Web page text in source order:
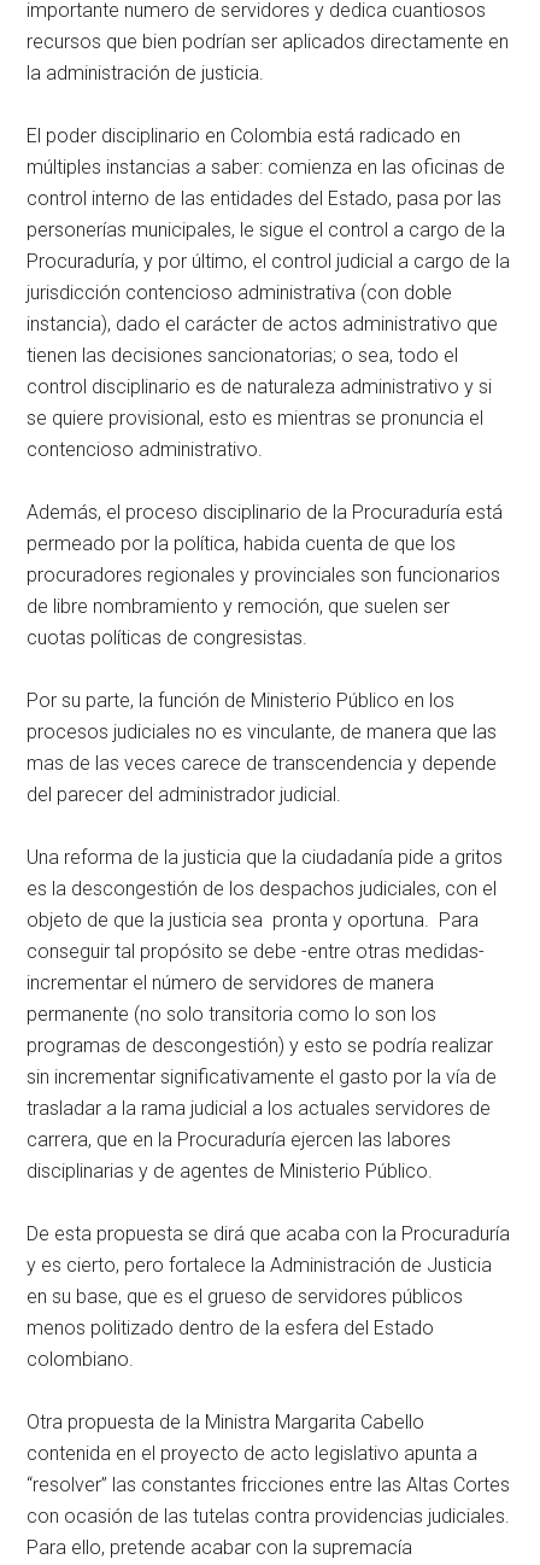
importante numero de servidores y dedica cuantiosos
recursos que bien podrían ser aplicados directamente en
la administración de justicia.
El poder disciplinario en Colombia está radicado en
múltiples instancias a saber: comienza en las oficinas de
control interno de las entidades del Estado, pasa por las
personerías municipales, le sigue el control a cargo de la
Procuraduría, y por último, el control judicial a cargo de la
jurisdicción contencioso administrativa (con doble
instancia), dado el carácter de actos administrativo que
tienen las decisiones sancionatorias; o sea, todo el
control disciplinario es de naturaleza administrativo y si
se quiere provisional, esto es mientras se pronuncia el
contencioso administrativo.
Además, el proceso disciplinario de la Procuraduría está
permeado por la política, habida cuenta de que los
procuradores regionales y provinciales son funcionarios
de libre nombramiento y remoción, que suelen ser
cuotas políticas de congresistas.
Por su parte, la función de Ministerio Público en los
procesos judiciales no es vinculante, de manera que las
mas de las veces carece de transcendencia y depende
del parecer del administrador judicial.
Una reforma de la justicia que la ciudadanía pide a gritos
es la descongestión de los despachos judiciales, con el
objeto de que la justicia sea pronta y oportuna. Para
conseguir tal propósito se debe -entre otras medidas-
incrementar el número de servidores de manera
permanente (no solo transitoria como lo son los
programas de descongestión) y esto se podría realizar
sin incrementar significativamente el gasto por la vía de
trasladar a la rama judicial a los actuales servidores de
carrera, que en la Procuraduría ejercen las labores
disciplinarias y de agentes de Ministerio Público.
De esta propuesta se dirá que acaba con la Procuraduría
y es cierto, pero fortalece la Administración de Justicia
en su base, que es el grueso de servidores públicos
menos politizado dentro de la esfera del Estado
colombiano.
Otra propuesta de la Ministra Margarita Cabello
contenida en el proyecto de acto legislativo apunta a
“resolver” las constantes fricciones entre las Altas Cortes
con ocasión de las tutelas contra providencias judiciales.
Para ello, pretende acabar con la supremacía